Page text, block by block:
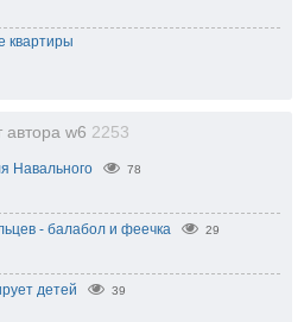
квартиры
автора w6 2253
Навального 78
- балабол и феечка 29
детей 39